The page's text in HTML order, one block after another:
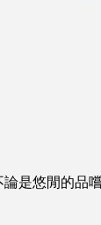
是悠閒的品